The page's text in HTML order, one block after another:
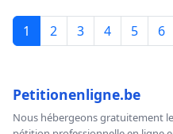
1 2 3 4 5 6
Petitionenligne.be
Nous hébergeons gratuitement